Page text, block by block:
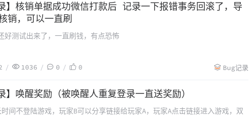
】核销单据成功微信打款后 记录一下报错事务回滚了，导
销，可以一直刷
好测试出来了，一直刷钱，有点恐怖
1036 0 0 Bug记录
】唤醒奖励（被唤醒人重复登录一直送奖励）
间不登陆游戏，玩家B可以分享链接给玩家A，玩家A点击链接进入游戏，双